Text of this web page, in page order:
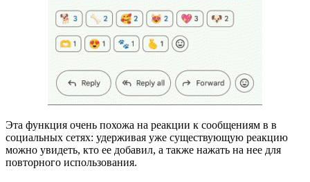
Эта функция очень похожа на реакции к сообщениям в в
социальных сетях: удерживая уже существующую реакцию
можно увидеть, кто ее добавил, а также нажать на нее для
повторного использования.